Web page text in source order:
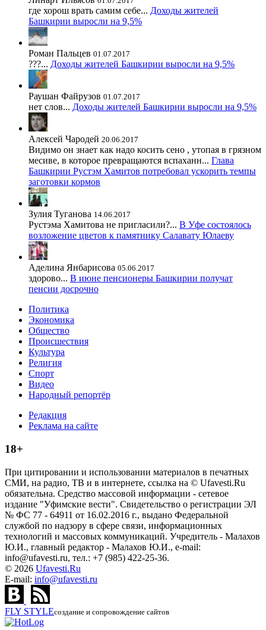
где хорош врать самим себе... Доходы жителей
Башкирии выросли на 9,5%
Роман Пальцев 01.07.2017
???... Доходы жителей Башкирии выросли на 9,5%
Раушан Файрузов 01.07.2017
нет слов... Доходы жителей Башкирии выросли на 9,5%
Алексей Чародей 20.06.2017
Видимо он знает как надо косить сено , утопая в грязном
месиве, в которое превращаются вспаханн... Глава
Башкирии Рустэм Хамитов потребовал ускорить темпы
заготовки кормов
Зулия Туганова 14.06.2017
Рустэма Хамитова не пригласили?... В Уфе состоялось
возложение цветов к памятнику Салавату Юлаеву
Аделина Янбарисова 05.06.2017
здорово... В июне пенсионеры Башкирии получат
пенсии досрочно
Политика
Экономика
Общество
Происшествия
Культура
Религия
Спорт
Видео
Народный репортёр
Редакция
Реклама на сайте
18+
При цитировании и использовании материалов в печатных
СМИ, на радио, ТВ и в интернете, ссылка на © Ufavesti.Ru
обязательна. Средство массовой информации - сетевое
издание "Уфимские вести". Свидетельство о регистрации ЭЛ
№ ФС 77 - 64911 от 16.02.2016 г., выдано Федеральной
службой по надзору в сфере связи, информационных
технологий и массовых коммуникаций. Учредитель - Малахов
Ю.И., главный редактор - Малахов Ю.И., e-mail:
info@ufavesti.ru, тел.: +7 (985) 422-25-36.
© 2026 Ufavesti.Ru
E-mail: info@ufavesti.ru
FLY STYLEсоздание и сопровождение сайтов